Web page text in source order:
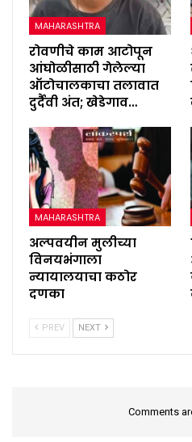
MAHARASHTRA
रोवणीचे काम आटोपून
आंघोळीसाठी गेलेल्या
ऑटोचालकाचा तलावात
दुर्दैवी अंत; खेडेगाव…
MAHARASHTRA
अल्पवयीन मुलीच्या
विनयभंगाला
न्यायालयाचा कठोर
दणका
PREV NEXT
Comments